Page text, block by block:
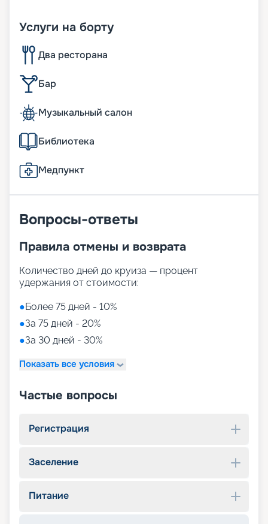
Услуги на борту
Два ресторана
Бар
Музыкальный салон
Библиотека
Медпункт
Вопросы-ответы
Правила отмены и возврата
Количество дней до круиза — процент
удержания от стоимости:
●Более 75 дней - 10%
●За 75 дней - 20%
●За 30 дней - 30%
Показать все условия
Частые вопросы
Регистрация
Заселение
Питание